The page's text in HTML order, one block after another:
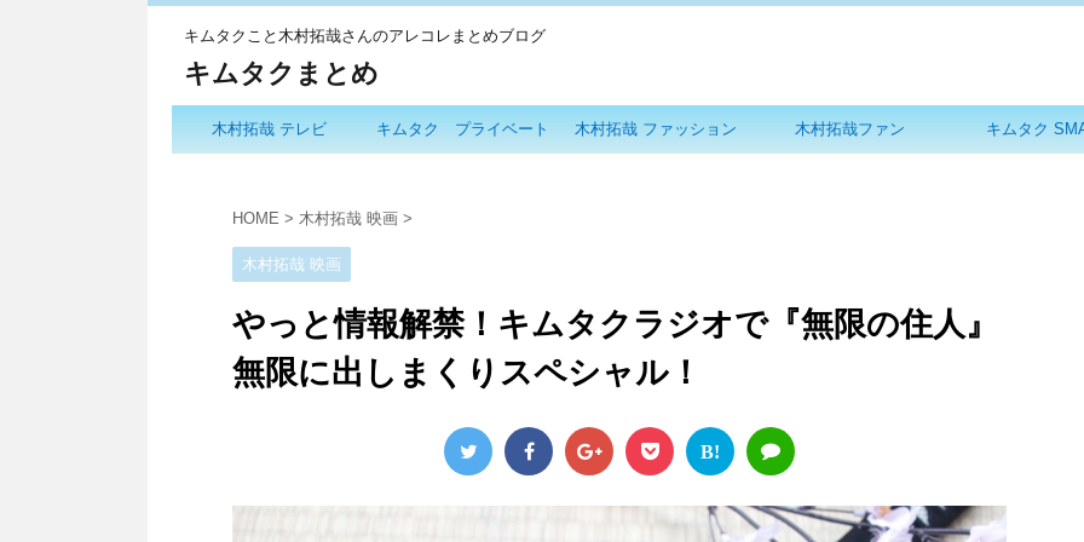
キムタクこと木村拓哉さんのアレコレまとめブログ
キムタクまとめ
木村拓哉 テレビ キムタク プライベート 木村拓哉 ファッション 木村拓哉ファン キムタク
HOME > 木村拓哉 映画 >
木村拓哉 映画
やっと情報解禁！キムタクラジオで『無限の住人』
無限に出しまくりスペシャル！
B!